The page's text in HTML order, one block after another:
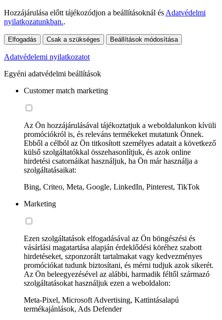
Hozzájárulása előtt tájékozódjon a beállításoknál és Adatvédelmi
nyilatkozatunkban..
Elfogadás Csak a szükséges Beállítások módosítása
Adatvédelemi nyilatkozatot
Egyéni adatvédelmi beállítások
Customer match marketing
Az Ön hozzájárulásával tájékoztatjuk a weboldalunkon kívüli
promóciókról is, és releváns termékeket mutatunk Önnek.
Ebből a célból az Ön titkosított személyes adatait a következő
külső szolgáltatókkal összehasonlítjuk, és azok online
hirdetési csatornáikat használjuk, ha Ön már használja a
szolgáltatásaikat:
Bing, Criteo, Meta, Google, LinkedIn, Pinterest, TikTok
Marketing
Ezen szolgáltatások elfogadásával az Ön böngészési és
vásárlási magatartása alapján érdeklődési köréhez szabott
hirdetéseket, szponzorált tartalmakat vagy kedvezményes
promóciókat tudunk biztosítani, és mérni tudjuk azok sikerét.
Az Ön beleegyezésével az alábbi, harmadik féltől származó
szolgáltatásokat használjuk ezen a weboldalon:
Meta-Pixel, Microsoft Advertising, Kattintásalapú
termékajánlások, Ads Defender